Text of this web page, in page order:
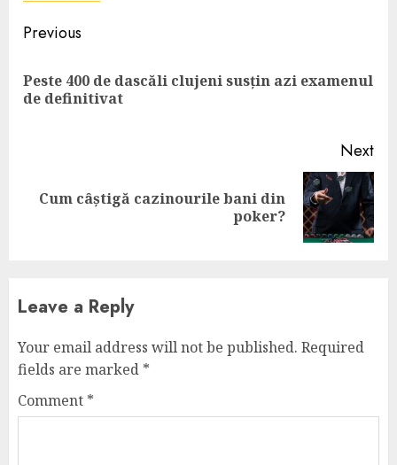
Continue
Reading
Previous
Peste 400 de dascăli clujeni susțin azi examenul
de definitivat
Next
Next
Cum câștigă cazinourile bani din
poker?
Leave a Reply
Your email address will not be published. Required
fields are marked *
Comment *